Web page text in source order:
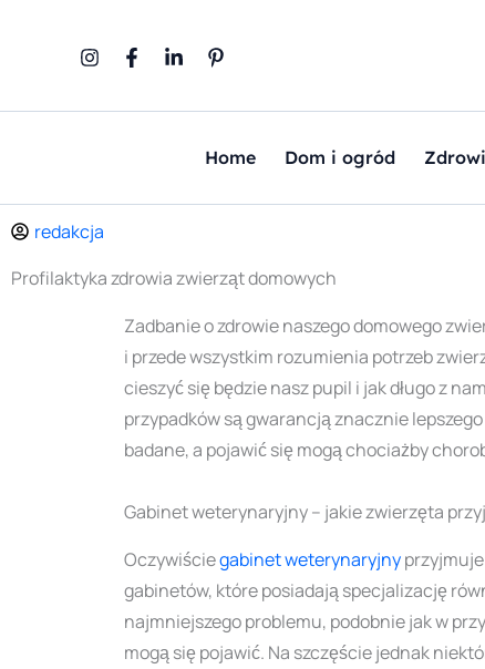
Home Dom i ogród
redakcja
Profilaktyka zdrowia zwierząt domowych
Zadbanie o zdrowie naszego domowego
i przede wszystkim rozumienia potrzeb
cieszyć się będzie nasz pupil i jak długo z
przypadków są gwarancją znacznie
badane, a pojawić się mogą chociażby
Gabinet weterynaryjny – jakie zwierzęta
Oczywiściegabinet weterynaryjny
gabinetów, które posiadają specjalizację
najmniejszego problemu, podobnie jak w
mogą się pojawić. Na szczęście jednak